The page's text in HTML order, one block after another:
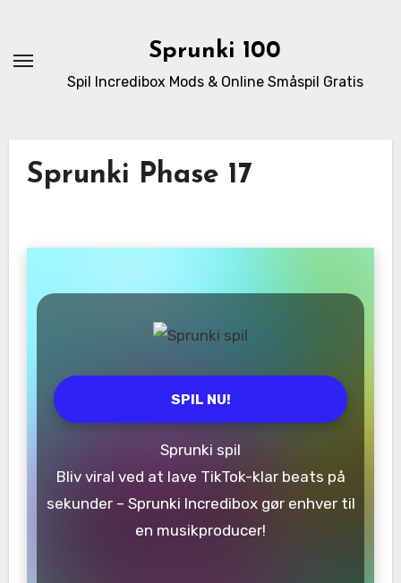
content
Sprunki 100
Spil Incredibox Mods & Online Småspil Gratis
Sprunki Phase 17
SPIL NU!
Sprunki spil
Bliv viral ved at lave TikTok-klar beats på
sekunder – Sprunki Incredibox gør enhver til
en musikproducer!